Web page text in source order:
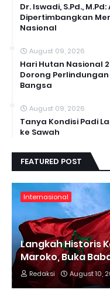
Dr. Iswadi, S.Pd.,
Dipertimbangkan
Nasional
August 09, 2026
Hari Hutan Nasional
Dorong
Bangsa
August 09, 2026
Tanya Kondisi Padi
ke Sawah
FEATURED POST
Internasional
Langkah Historis
Maroko, Buka
Redaksi August 10,